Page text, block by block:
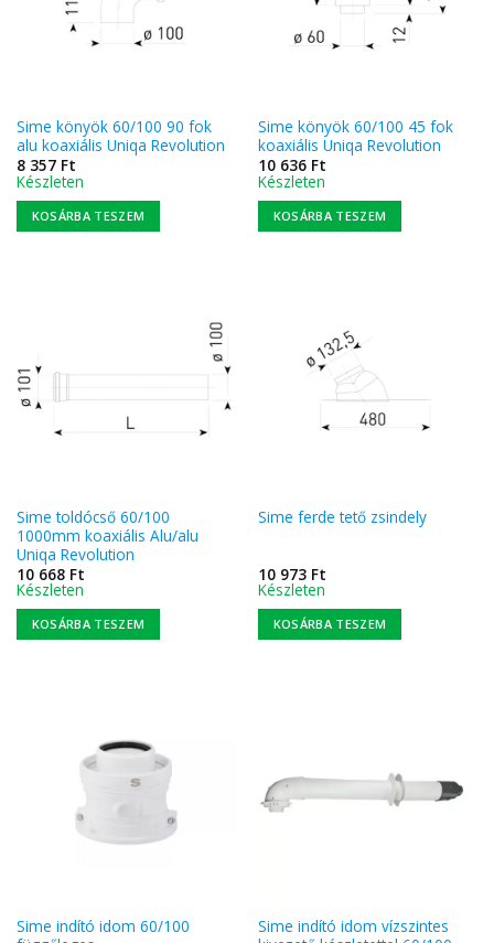
Sime könyök 60/100 90 fok
alu koaxiális Uniqa Revolution
8 357 Ft
Készleten
KOSÁRBA TESZEM
Sime könyök 60/100 45 fok
koaxiális Uniqa Revolution
10 636 Ft
Készleten
KOSÁRBA TESZEM
Sime toldócső 60/100
1000mm koaxiális Alu/alu
Uniqa Revolution
10 668 Ft
Készleten
KOSÁRBA TESZEM
Sime ferde tető zsindely
10 973 Ft
Készleten
KOSÁRBA TESZEM
Sime indító idom 60/100
Sime indító idom vízszintes